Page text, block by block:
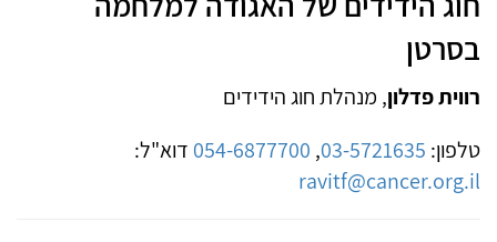
בסרטן
רווית פדלון, מנהלת חוג הידידים
טלפון: 03-5721635
,
054-6877700 דוא"ל:
ravitf@cancer.org.il